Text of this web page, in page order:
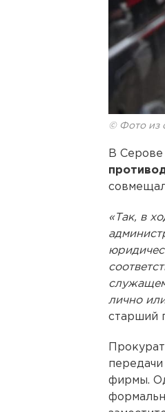
© Фото из
В Серове
«Так, в
лично
старший
фирмы.